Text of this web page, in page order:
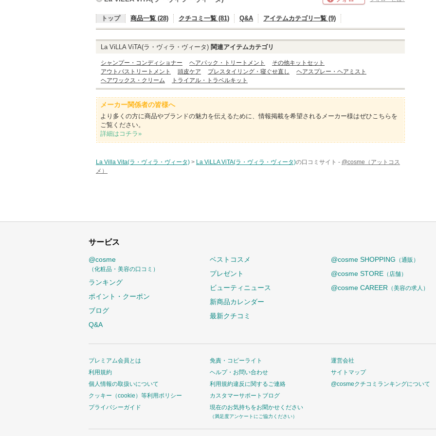
トップ 商品一覧 (28) クチコミ一覧 (81) Q&A アイテムカテゴリ一覧 (9)
La ViLLA ViTA(ラ・ヴィラ・ヴィータ) 関連アイテムカテゴリ
シャンプー・コンディショナー ヘアパック・トリートメント
その他キットセット
アウトバストリートメント
頭皮ケア プレスタイリング・寝ぐせ直し
ヘアスプレー・ヘアミスト
ヘアワックス・クリーム
トライアル・トラベルキット
メーカー関係者の皆様へ
より多くの方に商品やブランドの魅力を伝えるために、情報掲載を希望されるメーカー様はぜひこちらを
ご覧ください。
詳細はコチラ»
La Villa Vita(ラ・ヴィラ・ヴィータ) > La ViLLA ViTA(ラ・ヴィラ・ヴィータ)の口コミサイト - @cosme（アットコス
メ）
サービス
@cosme
（化粧品・美容の口コミ）
ランキング
ポイント・クーポン
ブログ
Q&A
ベストコスメ
プレゼント
ビューティニュース
新商品カレンダー
最新クチコミ
@cosme SHOPPING （通販）
@cosme STORE （店舗）
@cosme CAREER （美容の求人）
プレミアム会員とは
利用規約
個人情報の取扱いについて
クッキー（cookie）等利用ポリシー
プライバシーガイド
免責・コピーライト
ヘルプ・お問い合わせ
利用規約違反に関するご連絡
カスタマーサポートブログ
現在のお気持ちをお聞かせください
（満足度アンケートにご協力ください）
運営会社
サイトマップ
@cosmeクチコミランキングについて